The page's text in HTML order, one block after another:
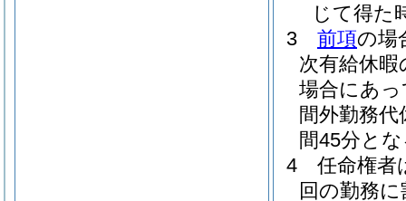
じて得た
3
前項の場
次有給休
場合にあ
間外勤務
間45分と
4
任命権者
回の勤務